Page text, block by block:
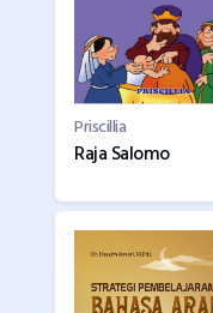
Priscillia
Raja Salomo